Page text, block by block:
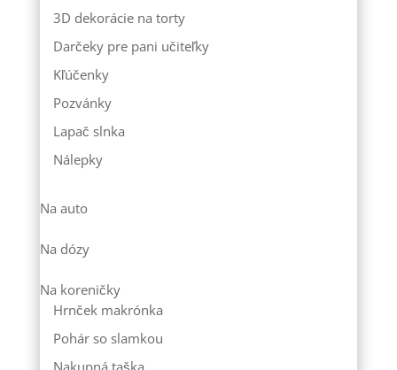
3D dekorácie na torty
Darčeky pre pani učiteľky
Kľúčenky
Pozvánky
Lapač slnka
Nálepky
Na auto
Na dózy
Na koreničky
Hrnček makrónka
Pohár so slamkou